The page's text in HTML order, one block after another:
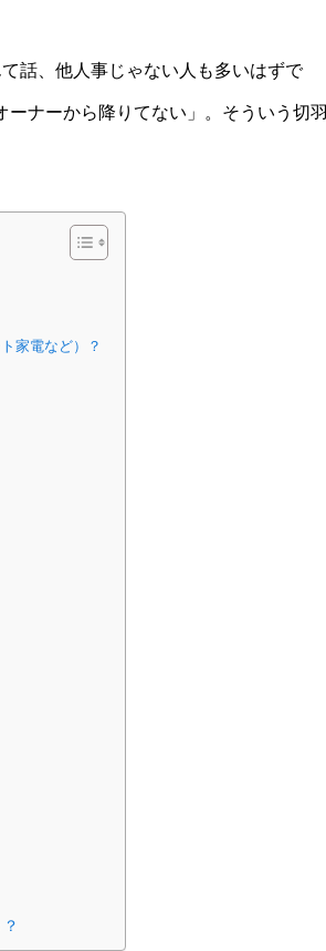
話、他人事じゃない人も多いはずで
ナーから降りてない」。そういう切羽
家電など）？